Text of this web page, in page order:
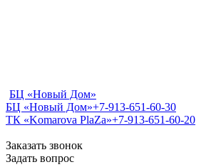
БЦ «Новый Дом»
БЦ «Новый Дом»+7-913-651-60-30
ТК «Komarova PlaZa»+7-913-651-60-20
Заказать звонок
Задать вопрос